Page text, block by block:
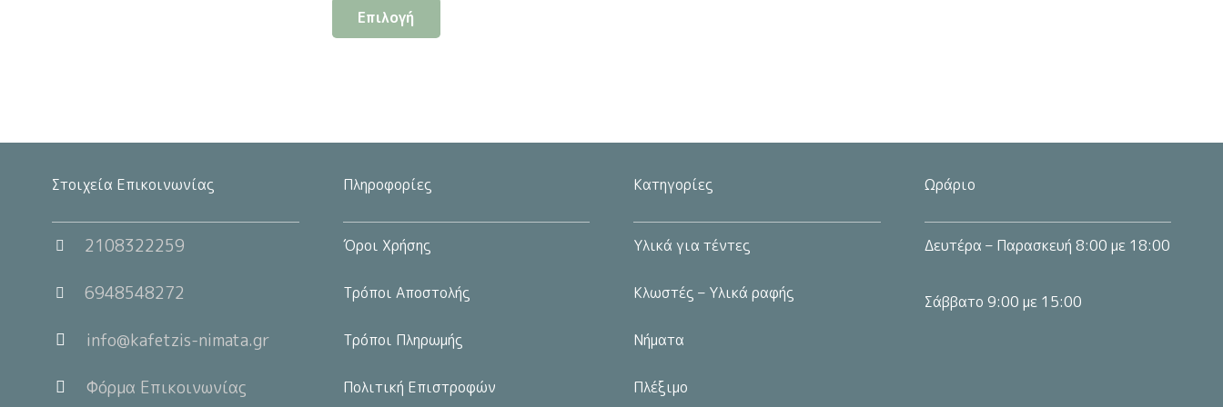
was:
3.00€.είναι:
Επιλογή
να
σελίδα
προϊόντος
Στοιχεία Επικοινωνίας
2108322259
6948548272
info@kafetzis-nimata.gr
Φόρμα Επικοινωνίας
Πληροφορίες
Όροι Χρήσης
Τρόποι Αποστολής
Τρόποι Πληρωμής
Πολιτική Επιστροφών
Κατηγορίες
Υλικά για τέντες
Κλωστές – Υλικά ραφής
Νήματα
Πλέξιμο
Ωράριο
Δευτέρα – Παρασκευή 8:00 με 18:00
Σάββατο 9:00 με 15:00